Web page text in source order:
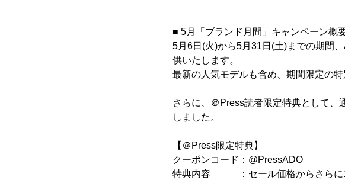
■ 5月「ブランド月間」キャンペーン概
5月6日(火)から5月31日(土)までの期間
供いたします。
最新の人気モデルも含め、期間限定の
さらに、＠Press読者限定特典として
しました。
【＠Press限定特典】
クーポンコード：@PressADO
特典内容 ：セール価格からさらに